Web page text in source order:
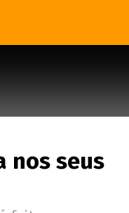
nos seus